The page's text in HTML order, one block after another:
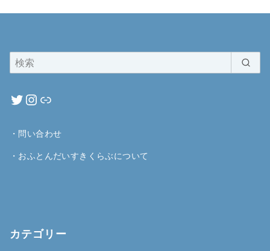
・ 問い合わせ
・ おふとんだいすきくらぶについて
カテゴリー